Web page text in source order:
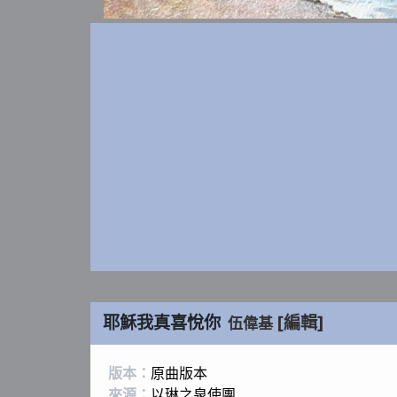
耶穌我真喜悅你 伍偉基 [編輯]
版本： 原曲版本